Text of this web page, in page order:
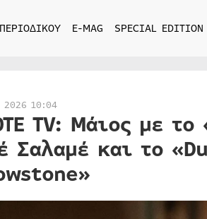
E-MAG SPECIAL EDITION
2026 10:04
TV: Μάιος με
Σαλαμέ και το